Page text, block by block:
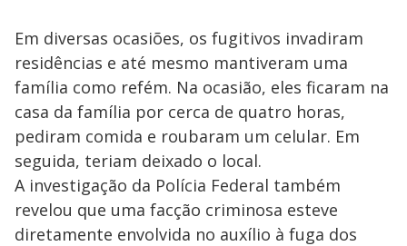
Em diversas ocasiões, os fugitivos invadiram
residências e até mesmo mantiveram uma
família como refém. Na ocasião, eles ficaram na
casa da família por cerca de quatro horas,
pediram comida e roubaram um celular. Em
seguida, teriam deixado o local.
A investigação da Polícia Federal também
revelou que uma facção criminosa esteve
diretamente envolvida no auxílio à fuga dos